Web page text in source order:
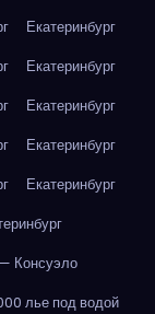
Екатеринбург
Екатеринбург
Екатеринбург
Екатеринбург
Екатеринбург
Консуэло
лье под водой